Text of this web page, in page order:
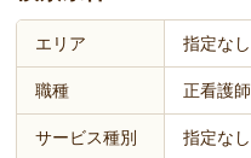
エリア 指定なし
職種 正看護師
サービス種別 指定なし